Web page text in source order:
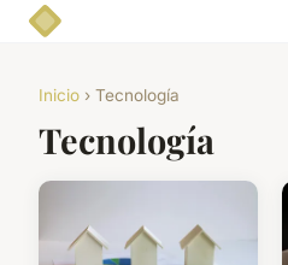
Inicio › Tecnología
Tecnología